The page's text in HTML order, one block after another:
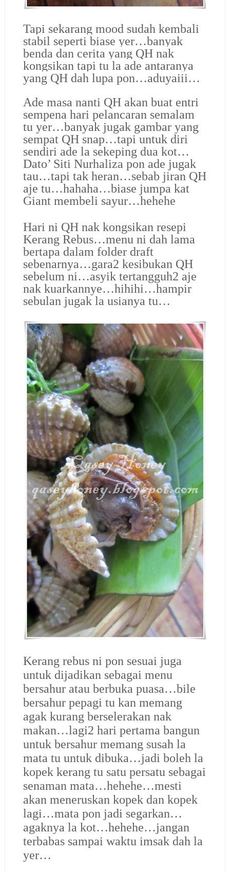
Tapi sekarang mood sudah kembali
stabil seperti biase yer…banyak
benda dan cerita yang QH nak
kongsikan tapi tu la ade antaranya
yang QH dah lupa pon…aduyaiii…
Ade masa nanti QH akan buat entri
sempena hari pelancaran semalam
tu yer…banyak jugak gambar yang
sempat QH snap…tapi untuk diri
sendiri ade la sekeping dua kot…
Dato’ Siti Nurhaliza pon ade jugak
tau…tapi tak heran…sebab jiran QH
aje tu…hahaha…biase jumpa kat
Giant membeli sayur…hehehe
Hari ni QH nak kongsikan resepi
Kerang Rebus…menu ni dah lama
bertapa dalam folder draft
sebenarnya…gara2 kesibukan QH
sebelum ni…asyik tertangguh2 aje
nak kuarkannye…hihihi…hampir
sebulan jugak la usianya tu…
Kerang rebus ni pon sesuai juga
untuk dijadikan sebagai menu
bersahur atau berbuka puasa…bile
bersahur pepagi tu kan memang
agak kurang berselerakan nak
makan…lagi2 hari pertama bangun
untuk bersahur memang susah la
mata tu untuk dibuka…jadi boleh la
kopek kerang tu satu persatu sebagai
senaman mata…hehehe…mesti
akan meneruskan kopek dan kopek
lagi…mata pon jadi segarkan…
agaknya la kot…hehehe…jangan
terbabas sampai waktu imsak dah la
yer…